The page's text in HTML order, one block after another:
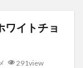
ワイトチョ
291view